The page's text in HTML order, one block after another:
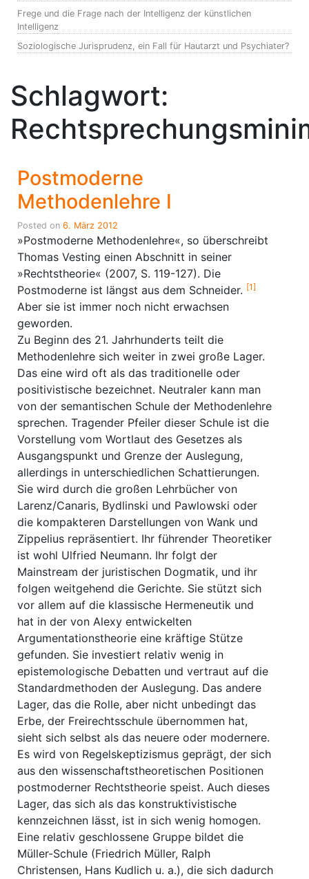
Frege und die Frage nach der Intelligenz der künstlichen
Intelligenz
Soziologische Jurisprudenz, ein Fall für Hautarzt und Psychiater?
Schlagwort:
Postmoderne
Methodenlehre I
Posted on 6. März 2012
»Postmoderne Methodenlehre«, so überschreibt
Thomas Vesting einen Abschnitt in seiner
»Rechtstheorie« (2007, S. 119-127). Die
Postmoderne ist längst aus dem Schneider. [1]
Aber sie ist immer noch nicht erwachsen
geworden.
Zu Beginn des 21. Jahrhunderts teilt die
Methodenlehre sich weiter in zwei große Lager.
Das eine wird oft als das traditionelle oder
positivistische bezeichnet. Neutraler kann man
von der semantischen Schule der Methodenlehre
sprechen. Tragender Pfeiler dieser Schule ist die
Vorstellung vom Wortlaut des Gesetzes als
Ausgangspunkt und Grenze der Auslegung,
allerdings in unterschiedlichen Schattierungen.
Sie wird durch die großen Lehrbücher von
Larenz/Canaris, Bydlinski und Pawlowski oder
die kompakteren Darstellungen von Wank und
Zippelius repräsentiert. Ihr führender Theoretiker
ist wohl Ulfried Neumann. Ihr folgt der
Mainstream der juristischen Dogmatik, und ihr
folgen weitgehend die Gerichte. Sie stützt sich
vor allem auf die klassische Hermeneutik und
hat in der von Alexy entwickelten
Argumentationstheorie eine kräftige Stütze
gefunden. Sie investiert relativ wenig in
epistemologische Debatten und vertraut auf die
Standardmethoden der Auslegung. Das andere
Lager, das die Rolle, aber nicht unbedingt das
Erbe, der Freirechtsschule übernommen hat,
sieht sich selbst als das neuere oder modernere.
Es wird von Regelskeptizismus geprägt, der sich
aus den wissenschaftstheoretischen Positionen
postmoderner Rechtstheorie speist. Auch dieses
Lager, das sich als das konstruktivistische
kennzeichnen lässt, ist in sich wenig homogen.
Eine relativ geschlossene Gruppe bildet die
Müller-Schule (Friedrich Müller, Ralph
Christensen, Hans Kudlich u. a.), die sich dadurch